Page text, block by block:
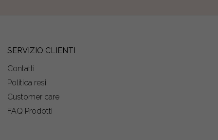
SERVIZIO CLIENTI
Contatti
Politica resi
Customer care
FAQ Prodotti